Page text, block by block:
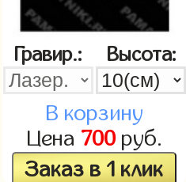
Гравир.: Высота:
В корзину
Цена 700руб.
Заказ в 1 клик